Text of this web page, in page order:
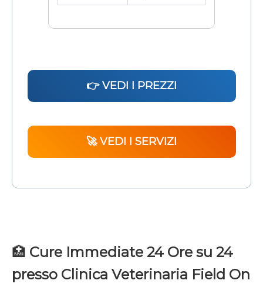
👉 VEDI I PREZZI
🚀 VEDI I SERVIZI
🏥 Cure Immediate 24 Ore su 24
presso Clinica Veterinaria Field On